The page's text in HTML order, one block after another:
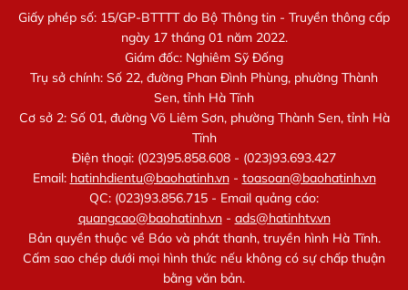
Giấy phép số: 15/GP-BTTTT do Bộ Thông tin - Truyền thông cấp
ngày 17 tháng 01 năm 2022.
Giám đốc: Nghiêm Sỹ Đống
Trụ sở chính: Số 22, đường Phan Đình Phùng, phường Thành
Sen, tỉnh Hà Tĩnh
Cơ sở 2: Số 01, đường Võ Liêm Sơn, phường Thành Sen, tỉnh Hà
Tĩnh
Điện thoại: (023)95.858.608 - (023)93.693.427
Email: hatinhdientu@baohatinh.vn- toasoan@baohatinh.vn
QC: (023)93.856.715 - Email quảng cáo:
quangcao@baohatinh.vn- ads@hatinhtv.vn
Bản quyền thuộc về Báo và phát thanh, truyền hình Hà Tĩnh.
Cấm sao chép dưới mọi hình thức nếu không có sự chấp thuận
bằng văn bản.